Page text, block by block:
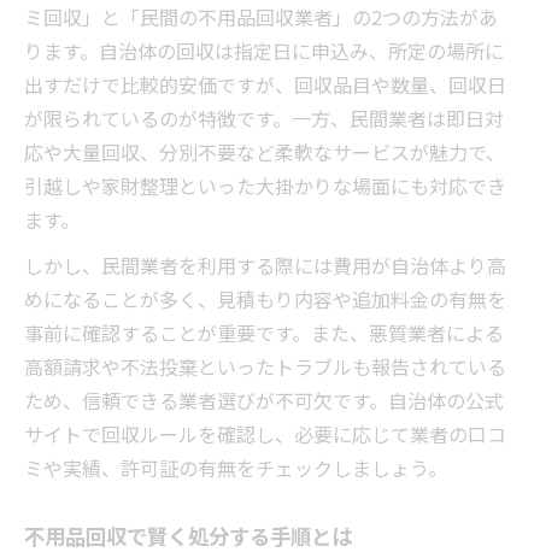
ミ回収」と「民間の不用品回収業者」の2つの方法があ
ります。自治体の回収は指定日に申込み、所定の場所に
出すだけで比較的安価ですが、回収品目や数量、回収日
が限られているのが特徴です。一方、民間業者は即日対
応や大量回収、分別不要など柔軟なサービスが魅力で、
引越しや家財整理といった大掛かりな場面にも対応でき
ます。
しかし、民間業者を利用する際には費用が自治体より高
めになることが多く、見積もり内容や追加料金の有無を
事前に確認することが重要です。また、悪質業者による
高額請求や不法投棄といったトラブルも報告されている
ため、信頼できる業者選びが不可欠です。自治体の公式
サイトで回収ルールを確認し、必要に応じて業者の口コ
ミや実績、許可証の有無をチェックしましょう。
不用品回収で賢く処分する手順とは